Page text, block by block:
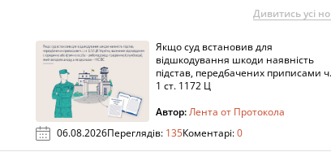
Дивитись усі
Якщо суд встановив для
відшкодування шкоди наявність
підстав, передбачених приписами ч.
1 ст. 1172 Ц
Автор:Лента от Протокола
06.08.2026Переглядів: 135Коментарі:0